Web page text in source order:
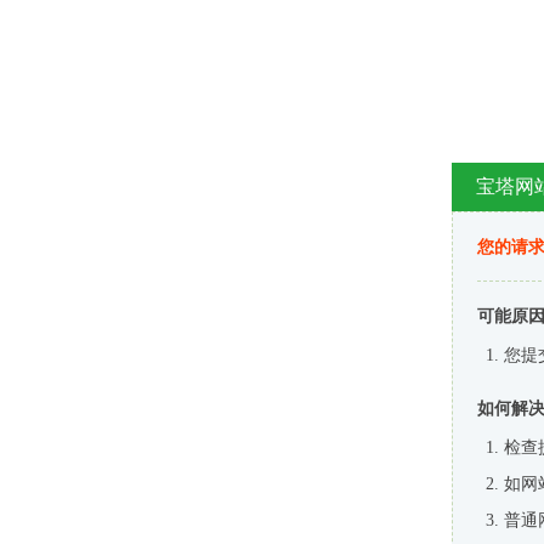
宝塔网
您的请
可能原
您提
如何解
检查
如网
普通